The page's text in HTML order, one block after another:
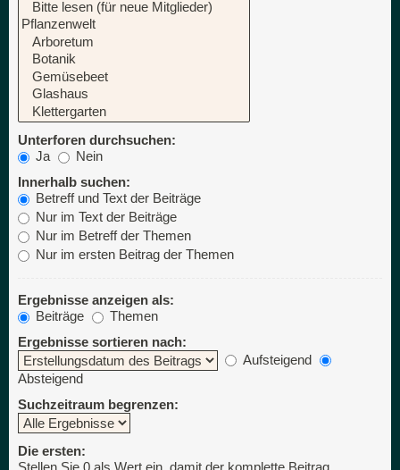
Unterforen durchsuchen:
Ja
Nein
Innerhalb suchen:
Betreff und Text der Beiträge
Nur im Text der Beiträge
Nur im Betreff der Themen
Nur im ersten Beitrag der Themen
Ergebnisse anzeigen als:
Beiträge
Themen
Ergebnisse sortieren nach:
Aufsteigend
Absteigend
Suchzeitraum begrenzen:
Die ersten: